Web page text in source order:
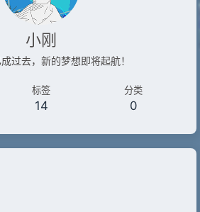
小刚
过去，新的梦想即将起航！
标签
14
分类
0